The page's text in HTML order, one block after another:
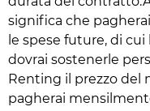
significa che
le spese future, di
dovrai sostenerle
Renting il prezzo del
pagherai